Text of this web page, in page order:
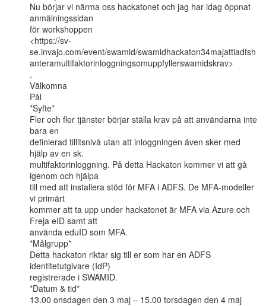
Nu börjar vi närma oss hackatonet och jag har idag öppnat
anmälningssidan
för workshoppen
<https://sv-
se.invajo.com/event/swamid/swamidhackaton34majattiadfsh
anteramultifaktorinloggningsomuppfyllerswamidskrav>
.
Välkomna
Pål
*Syfte*
Fler och fler tjänster börjar ställa krav på att användarna inte
bara en
definierad tillitsnivå utan att inloggningen även sker med
hjälp av en sk.
multifaktorinloggning. På detta Hackaton kommer vi att gå
igenom och hjälpa
till med att installera stöd för MFA i ADFS. De MFA-modeller
vi primärt
kommer att ta upp under hackatonet är MFA via Azure och
Freja eID samt att
använda eduID som MFA.
*Målgrupp*
Detta hackaton riktar sig till er som har en ADFS
identitetutgivare (IdP)
registrerade i SWAMID.
*Datum & tid*
13.00 onsdagen den 3 maj – 15.00 torsdagen den 4 maj